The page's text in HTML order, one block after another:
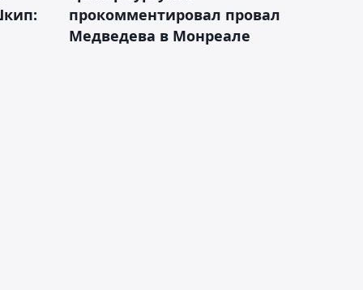
прокомментировал провал
Медведева в Монреале